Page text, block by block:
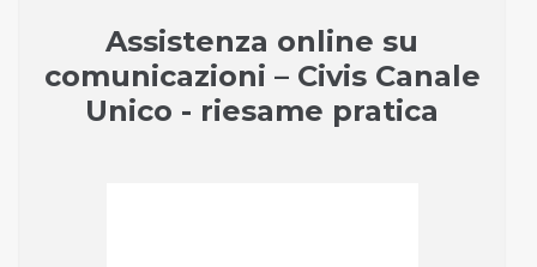
Assistenza online su
comunicazioni – Civis Canale
Unico - riesame pratica